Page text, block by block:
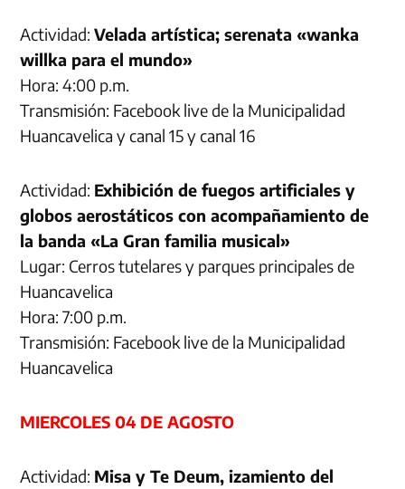
Actividad:Velada artística; serenata «wanka
willka para el mundo»
Hora: 4:00 p.m.
Transmisión: Facebook live de la Municipalidad
Huancavelica y canal 15 y canal 16
Actividad: Exhibición de fuegos artificiales y
globos aerostáticos con acompañamiento de
la banda «La Gran familia musical»
Lugar: Cerros tutelares y parques principales de
Huancavelica
Hora: 7:00 p.m.
Transmisión: Facebook live de la Municipalidad
Huancavelica
MIERCOLES 04 DE AGOSTO
Actividad: Misa y Te Deum, izamiento del